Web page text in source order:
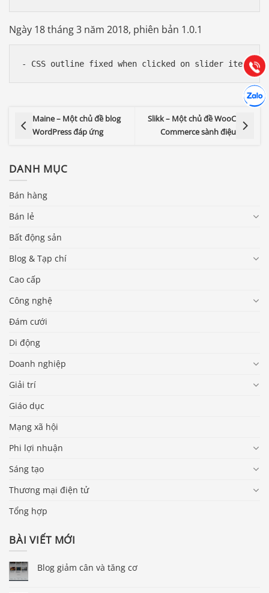
Ngày 18 tháng 3 năm 2018, phiên bản 1.0.1
Maine – Một chủ đề blog
WordPress đáp ứng
Slikk – Một chủ đề WooC
Commerce sành điệu
DANH MỤC
Bán hàng
Bán lẻ
Bất động sản
Blog & Tạp chí
Cao cấp
Công nghệ
Đám cưới
Di động
Doanh nghiệp
Giải trí
Giáo dục
Mạng xã hội
Phi lợi nhuận
Sáng tạo
Thương mại điện tử
Tổng hợp
BÀI VIẾT MỚI
Blog giảm cân và tăng cơ
Gọi
0903.976.769
(028) 22.166.144
Chát
Tư vấn